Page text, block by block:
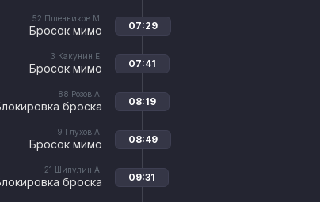
52 Пшенников М.
Бросок мимо 07:29
3 Какунин Е.
Бросок мимо 07:41
88 Розов А.
броска 08:19
9 Глухов А.
Бросок мимо 08:49
21 Шипулин А.
броска 09:31